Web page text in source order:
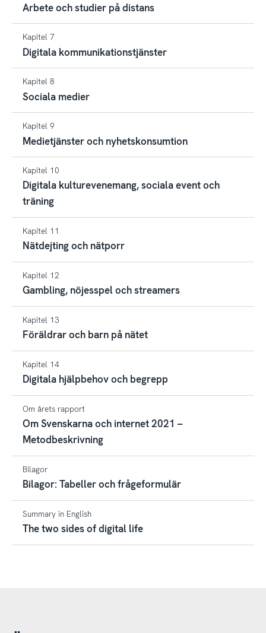
Arbete och studier på distans
Kapitel 7
Digitala kommunikationstjänster
Kapitel 8
Sociala medier
Kapitel 9
Medietjänster och nyhetskonsumtion
Kapitel 10
Digitala kulturevenemang, sociala event och
träning
Kapitel 11
Nätdejting och nätporr
Kapitel 12
Gambling, nöjesspel och streamers
Kapitel 13
Föräldrar och barn på nätet
Kapitel 14
Digitala hjälpbehov och begrepp
Om årets rapport
Om Svenskarna och internet 2021 –
Metodbeskrivning
Bilagor
Bilagor: Tabeller och frågeformulär
Summary in English
The two sides of digital life